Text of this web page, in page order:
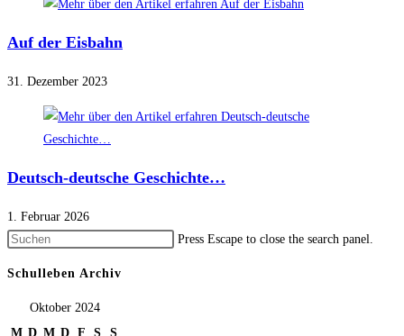
Auf der Eisbahn
31. Dezember 2023
Deutsch-deutsche Geschichte…
1. Februar 2026
Press Escape to close the search panel.
Schulleben Archiv
Oktober 2024
M D M D F S
S